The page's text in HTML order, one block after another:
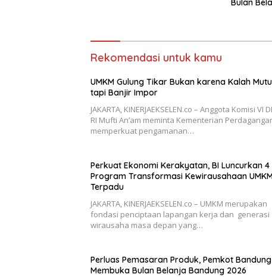
Bulan
Rekomendasi untuk kamu
UMKM Gulung Tikar Bukan karena Kalah
tapi Banjir Impor
JAKARTA, KINERJAEKSELEN.co – Anggota Komisi VI
RI Mufti An’am meminta Kementerian
memperkuat pengamanan…
Perkuat Ekonomi Kerakyatan, BI Luncurkan 4
Program Transformasi Kewirausahaan
Terpadu
JAKARTA, KINERJAEKSELEN.co – UMKM merupakan
fondasi penciptaan lapangan kerja dan generasi
wirausaha masa depan yang…
Perluas Pemasaran Produk, Pemkot Bandung
Membuka Bulan Belanja Bandung 2026